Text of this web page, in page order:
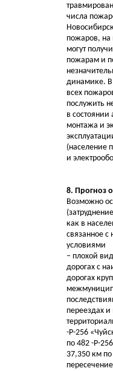
числа
пожаров, на
могут
пожарам и
динамике. В
всех
послужить
в
монтажа и
(население
и
8. Прогноз
Возможно
как в
связанное
условиями
– плохой
дорогах с
дорогах
переездах
-Р-256
по 482 -Р-
37,350 км